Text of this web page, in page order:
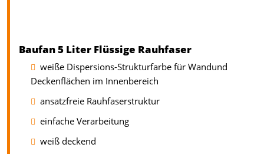
Baufan 5 Liter Flüssige Rauhfaser
weiße Dispersions-Strukturfarbe für Wandund
Deckenflächen im Innenbereich
ansatzfreie Rauhfaserstruktur
einfache Verarbeitung
weiß deckend